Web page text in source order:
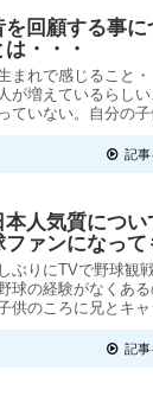
を回顧する事
は・・・
まれで感じること
が増えているらし
ていない。自分の
記事
本人気質につ
ファンになって
ぶりにTVで野球観
球の経験がなくあ
供のころに兄とキ
記事